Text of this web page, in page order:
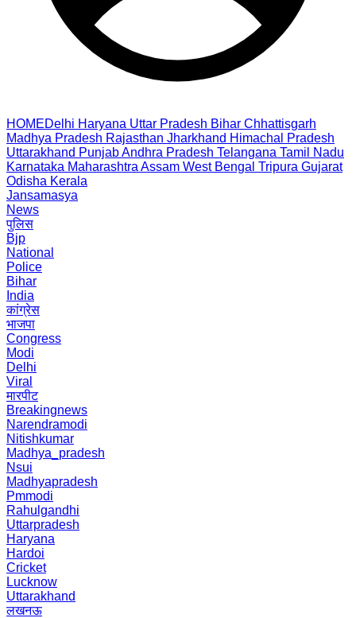
HOMEDelhi Haryana Uttar Pradesh Bihar Chhattisgarh
Madhya Pradesh Rajasthan Jharkhand Himachal Pradesh
Uttarakhand PunjabAndhra Pradesh Telangana Tamil Nadu
Karnataka Maharashtra Assam West Bengal Tripura Gujarat
Odisha Kerala
Jansamasya
News
पुलिस
Bjp
National
Police
Bihar
India
कांग्रेस
भाजपा
Congress
Modi
Delhi
Viral
मारपीट
Breakingnews
Narendramodi
Nitishkumar
Madhya_pradesh
Nsui
Madhyapradesh
Pmmodi
Rahulgandhi
Uttarpradesh
Haryana
Hardoi
Cricket
Lucknow
Uttarakhand
लखनऊ